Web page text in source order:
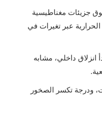
جزيئات مغناطيسية
عبر تغيرات في
داخلي، مشابه
ودرجة تكسر الصخور